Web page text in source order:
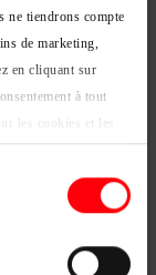
ne tiendrons compte
de marketing,
en cliquant sur
à tout
les cookies et les
d'un *
offre gratuite